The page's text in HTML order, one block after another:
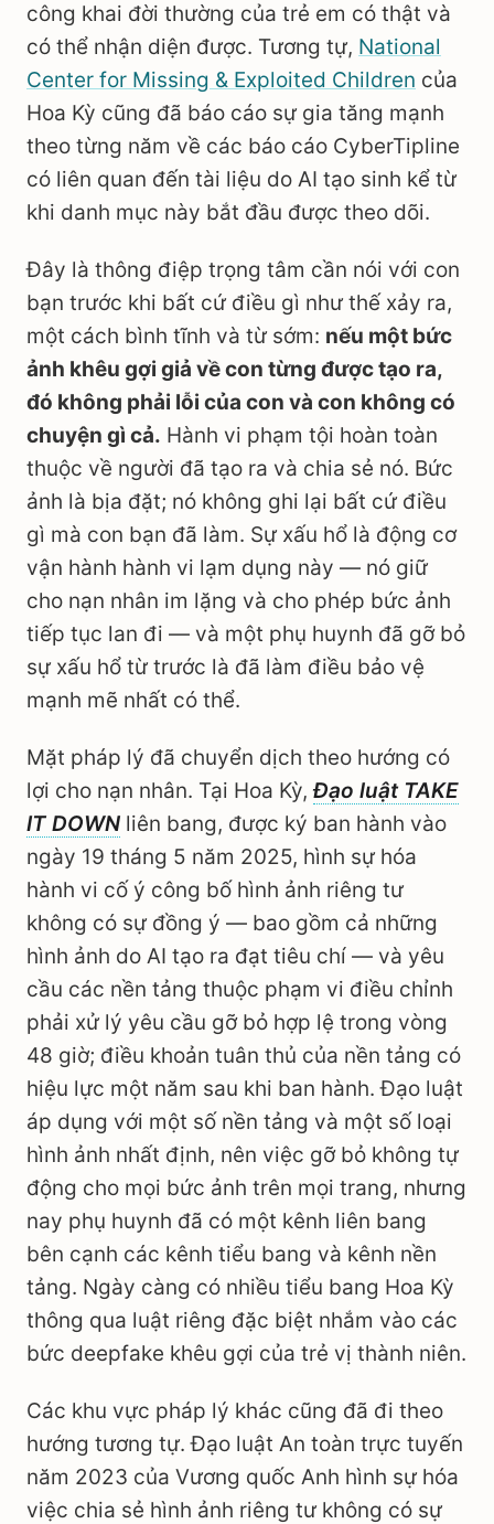
công khai đời thường của trẻ em có thật và
có thể nhận diện được. Tương tự, National
Center for Missing & Exploited Children của
Hoa Kỳ cũng đã báo cáo sự gia tăng mạnh
theo từng năm về các báo cáo CyberTipline
có liên quan đến tài liệu do AI tạo sinh kể từ
khi danh mục này bắt đầu được theo dõi.
Đây là thông điệp trọng tâm cần nói với con
bạn trước khi bất cứ điều gì như thế xảy ra,
một cách bình tĩnh và từ sớm: nếu một bức
ảnh khêu gợi giả về con từng được tạo ra,
đó không phải lỗi của con và con không có
chuyện gì cả. Hành vi phạm tội hoàn toàn
thuộc về người đã tạo ra và chia sẻ nó. Bức
ảnh là bịa đặt; nó không ghi lại bất cứ điều
gì mà con bạn đã làm. Sự xấu hổ là động cơ
vận hành hành vi lạm dụng này — nó giữ
cho nạn nhân im lặng và cho phép bức ảnh
tiếp tục lan đi — và một phụ huynh đã gỡ bỏ
sự xấu hổ từ trước là đã làm điều bảo vệ
mạnh mẽ nhất có thể.
Mặt pháp lý đã chuyển dịch theo hướng có
lợi cho nạn nhân. Tại Hoa Kỳ,Đạo luật TAKE
IT DOWN liên bang, được ký ban hành vào
ngày 19 tháng 5 năm 2025, hình sự hóa
hành vi cố ý công bố hình ảnh riêng tư
không có sự đồng ý — bao gồm cả những
hình ảnh do AI tạo ra đạt tiêu chí — và yêu
cầu các nền tảng thuộc phạm vi điều chỉnh
phải xử lý yêu cầu gỡ bỏ hợp lệ trong vòng
48 giờ; điều khoản tuân thủ của nền tảng có
hiệu lực một năm sau khi ban hành. Đạo luật
áp dụng với một số nền tảng và một số loại
hình ảnh nhất định, nên việc gỡ bỏ không tự
động cho mọi bức ảnh trên mọi trang, nhưng
nay phụ huynh đã có một kênh liên bang
bên cạnh các kênh tiểu bang và kênh nền
tảng. Ngày càng có nhiều tiểu bang Hoa Kỳ
thông qua luật riêng đặc biệt nhắm vào các
bức deepfake khêu gợi của trẻ vị thành niên.
Các khu vực pháp lý khác cũng đã đi theo
hướng tương tự. Đạo luật An toàn trực tuyến
năm 2023 của Vương quốc Anh hình sự hóa
việc chia sẻ hình ảnh riêng tư không có sự